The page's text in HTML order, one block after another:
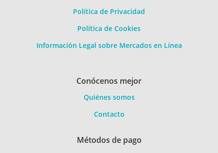
Política de Privacidad
Política de Cookies
Información Legal sobre Mercados en Línea
Conócenos mejor
Quiénes somos
Contacto
Métodos de pago